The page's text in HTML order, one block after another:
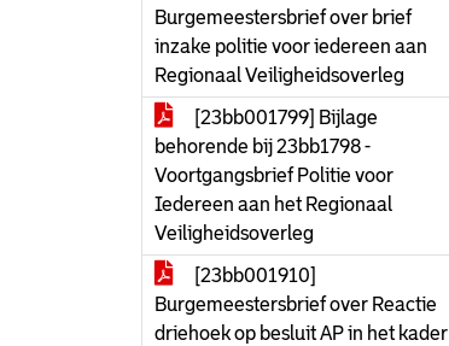
Burgemeestersbrief over brief
inzake politie voor iedereen aan
Regionaal Veiligheidsoverleg
[23bb001799] Bijlage
behorende bij 23bb1798 -
Voortgangsbrief Politie voor
Iedereen aan het Regionaal
Veiligheidsoverleg
[23bb001910]
Burgemeestersbrief over Reactie
driehoek op besluit AP in het kader